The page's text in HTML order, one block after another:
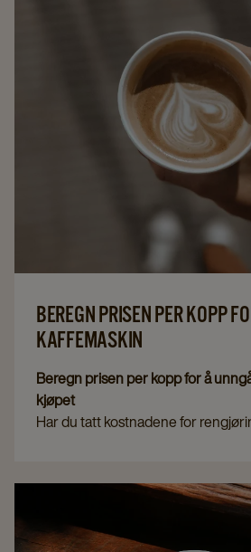
BEREGN PRISEN PER KOPP
KAFFEMASKIN
Beregn prisen per kopp for å
kjøpet
Har du tatt kostnadene for
eksempel at du på 1 år vil bruke
på rengjøring av en
forhold til Cafitesse.